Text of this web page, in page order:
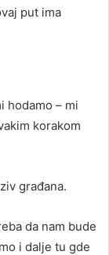
put ima
hodamo – mi
korakom
građana.
da nam bude
i dalje tu gde